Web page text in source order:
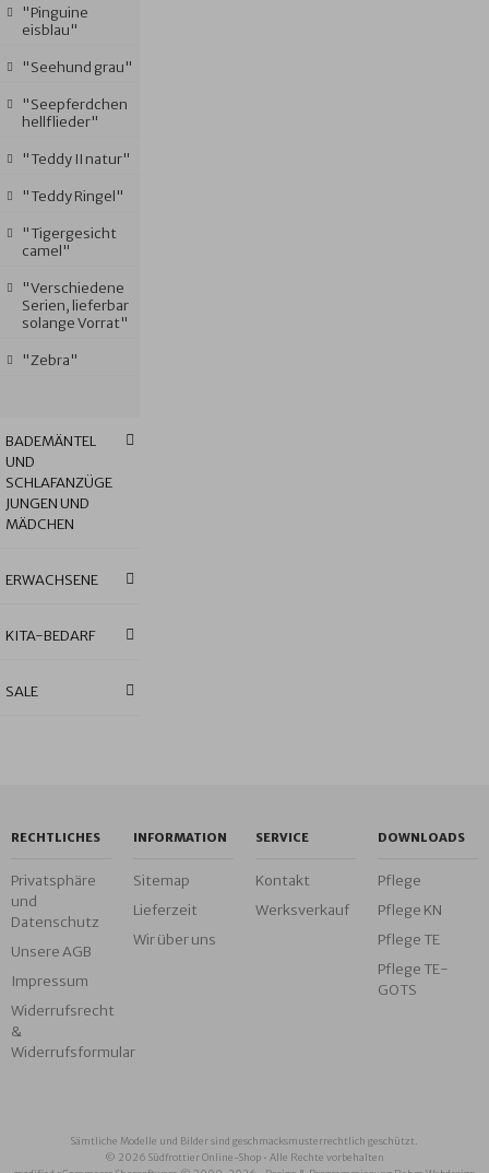
"Pinguine
eisblau"
"Seehund grau"
"Seepferdchen
hellflieder"
"Teddy II natur"
"Teddy Ringel"
"Tigergesicht
camel"
"Verschiedene
Serien, lieferbar
solange Vorrat"
"Zebra"
BADEMÄNTEL
UND
SCHLAFANZÜGE
JUNGEN UND
MÄDCHEN
ERWACHSENE
KITA-BEDARF
SALE
RECHTLICHES
Privatsphäre
und
Datenschutz
Unsere AGB
Impressum
Widerrufsrecht
&
Widerrufsformular
INFORMATION
Sitemap
Lieferzeit
Wir über uns
SERVICE
Kontakt
Werksverkauf
DOWNLOADS
Pflege
Pflege KN
Pflege TE
Pflege TE-
GOTS
Sämtliche Modelle und Bilder sind geschmacksmusterrechtlich geschützt.
© 2026 Südfrottier Online-Shop • Alle Rechte vorbehalten